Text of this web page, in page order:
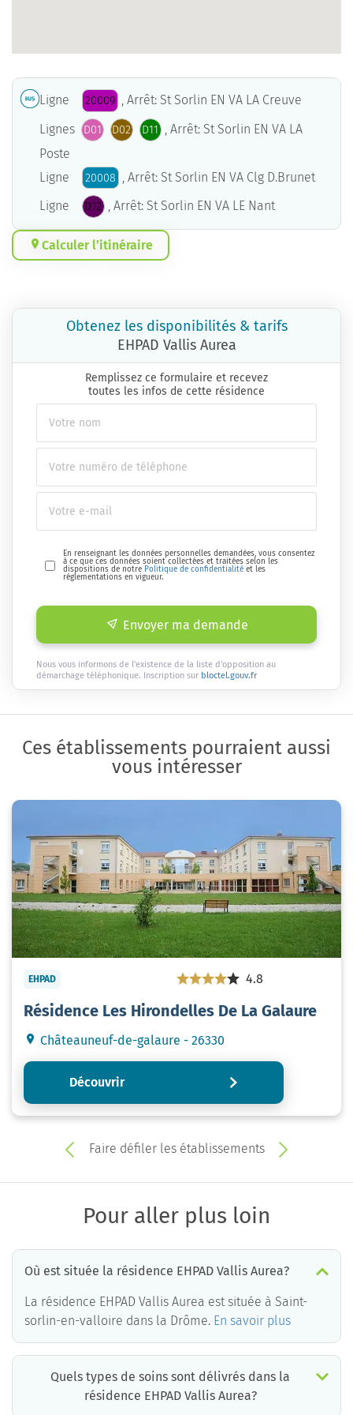
Ligne 20009 , Arrêt: St Sorlin EN VA LA Creuve
Lignes
D01 D02 D11
, Arrêt: St Sorlin EN VA LA
Poste
Ligne
20008
, Arrêt: St Sorlin EN VA Clg D.Brunet
Ligne
D12 , Arrêt: St Sorlin EN VA LE Nant
Calculer l’itinéraire
Obtenez les disponibilités & tarifs
EHPAD Vallis Aurea
Remplissez ce formulaire et recevez
toutes les infos de cette résidence
En renseignant les données personnelles demandées, vous consentez
à ce que ces données soient collectées et traitées selon les
dispositions de notre Politique de confidentialité et les
réglementations en vigueur.
Envoyer ma demande
Nous vous informons de l'existence de la liste d'opposition au
démarchage téléphonique. Inscription sur bloctel.gouv.fr
Ces établissements pourraient aussi
vous intéresser
EHPAD 4.8
Résidence Les Hirondelles De La Galaure
Châteauneuf-de-galaure - 26330
Découvrir
Faire défiler les établissements
Pour aller plus loin
Où est située la résidence EHPAD Vallis Aurea?
La résidence EHPAD Vallis Aurea est située à Saint-
sorlin-en-valloire dans la Drôme. En savoir plus
Quels types de soins sont délivrés dans la
résidence EHPAD Vallis Aurea?